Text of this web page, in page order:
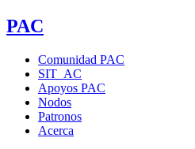
PAC
Comunidad PAC
SIT_AC
Apoyos PAC
Nodos
Patronos
Acerca